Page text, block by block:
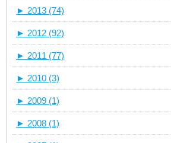
► 2013 (74)
► 2012 (92)
► 2011 (77)
► 2010 (3)
► 2009 (1)
► 2008 (1)